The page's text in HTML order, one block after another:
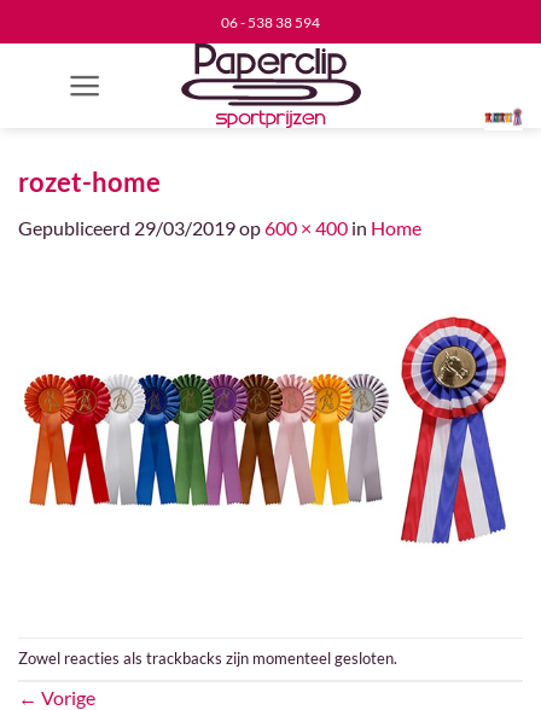
naar
06 - 538 38 594
rozet-home
Gepubliceerd 29/03/2019op600 × 400 in Home
Zowel reacties als trackbacks zijn momenteel gesloten.
← Vorige